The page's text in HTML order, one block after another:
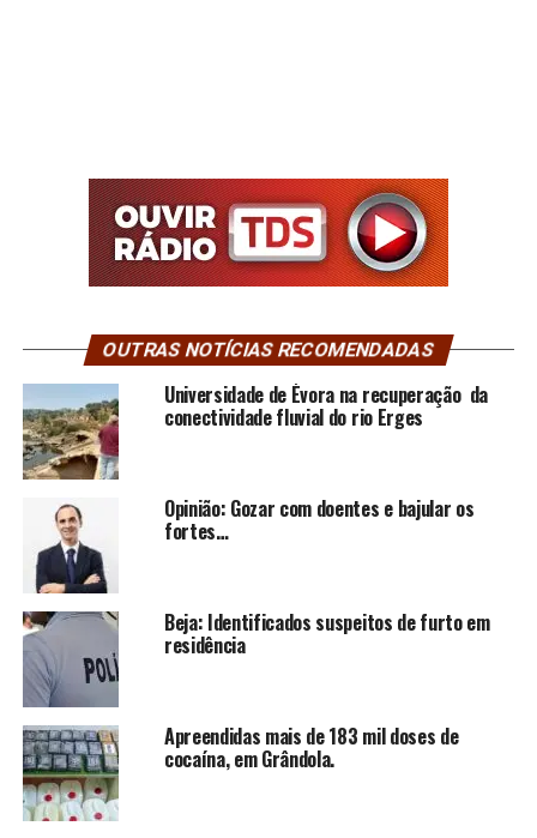
OUTRAS NOTÍCIAS RECOMENDADAS
Universidade de Évora na recuperação da
conectividade fluvial do rio Erges
Opinião: Gozar com doentes e bajular os
fortes…
Beja: Identificados suspeitos de furto em
residência
Apreendidas mais de 183 mil doses de
cocaína, em Grândola.